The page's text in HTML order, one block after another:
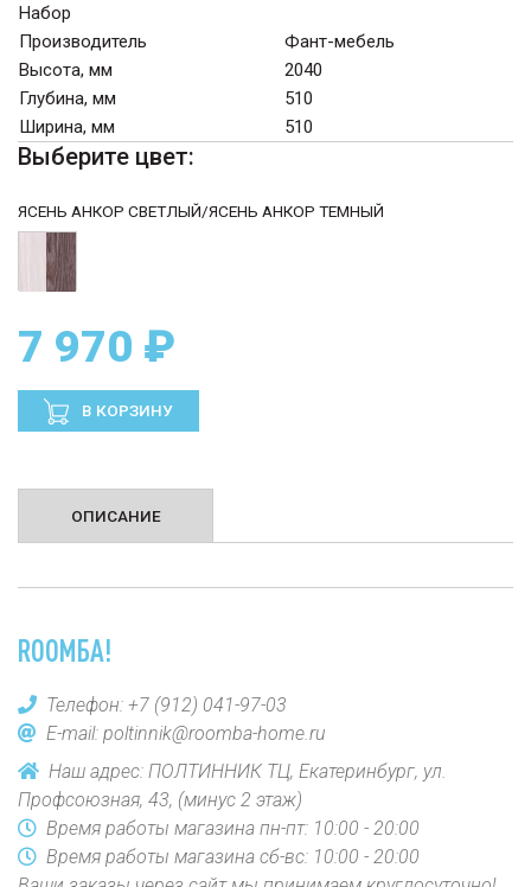
Набор
Производитель
Фант-мебель
Высота, мм
2040
Глубина, мм
510
Ширина, мм
510
Выберите цвет:
ЯСЕНЬ АНКОР СВЕТЛЫЙ/ЯСЕНЬ АНКОР ТЕМНЫЙ
7 970 ₽
В КОРЗИНУ
ОПИСАНИЕ
ROOMБА!
Телефон: +7 (912) 041-97-03
E-mail: poltinnik@roomba-home.ru
Наш адрес: ПОЛТИННИК ТЦ, Екатеринбург, ул.
Профсоюзная, 43, (минус 2 этаж)
Время работы магазина пн-пт: 10:00 - 20:00
Время работы магазина сб-вс: 10:00 - 20:00